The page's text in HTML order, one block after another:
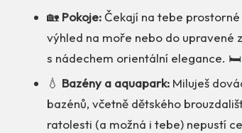
🏡 Pokoje:Čekají na tebe
výhled na moře nebo do upravené
s nádechem orientální elegance. 🛏️
💧 Bazény a aquapark: Miluješ
bazénů, včetně dětského
ratolesti (a možná i tebe) nepustí